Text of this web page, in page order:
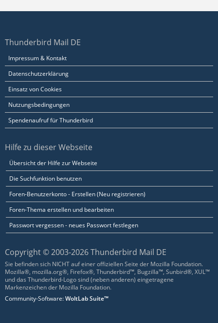
Thunderbird Mail DE
Impressum & Kontakt
Datenschutzerklärung
Einsatz von Cookies
Nutzungsbedingungen
Spendenaufruf für Thunderbird
Hilfe zu dieser Webseite
Übersicht der Hilfe zur Webseite
Die Suchfunktion benutzen
Foren-Benutzerkonto - Erstellen (Neu registrieren)
Foren-Thema erstellen und bearbeiten
Passwort vergessen - neues Passwort festlegen
Copyright © 2003-2026 Thunderbird Mail DE
Sie befinden sich NICHT auf einer offiziellen Seite der Mozilla Foundation.
Mozilla®, mozilla.org®, Firefox®, Thunderbird™, Bugzilla™, Sunbird®, XUL™
und das Thunderbird-Logo sind (neben anderen) eingetragene
Markenzeichen der Mozilla Foundation.
Community-Software:WoltLab Suite™